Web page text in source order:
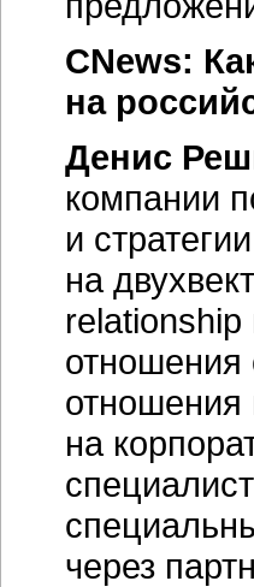
CNews:
на
Денис
компании
и
на
relationship
отношения
отношения
на
через